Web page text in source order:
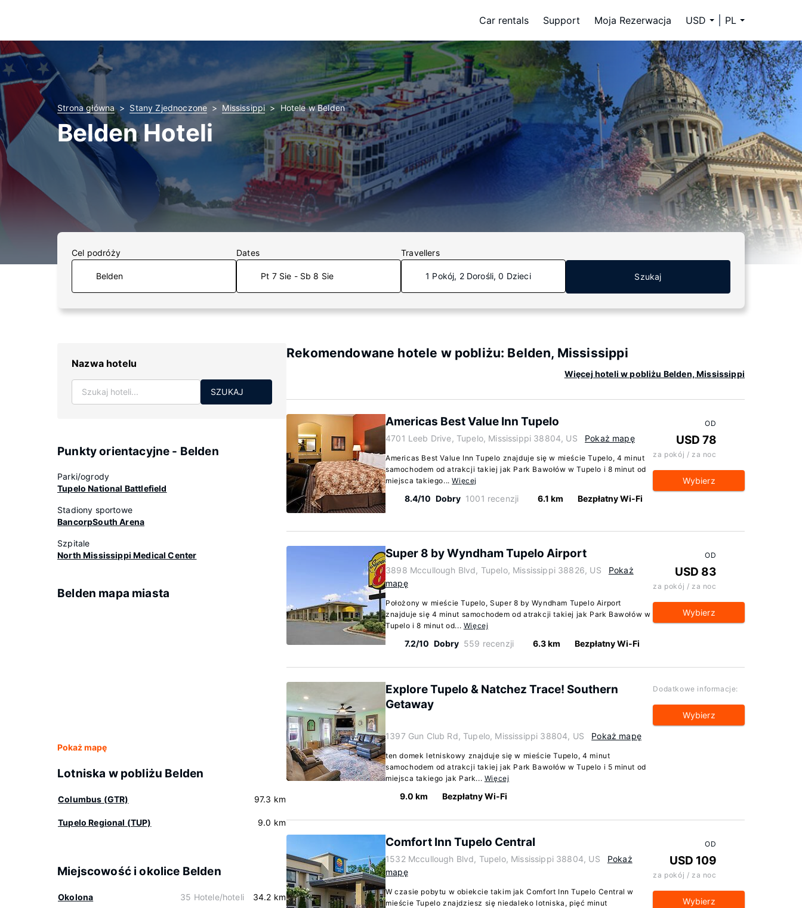
Car rentals Support Moja Rezerwacja USD PL
Strona główna Stany Zjednoczone Mississippi Hotele w Belden
Belden Hoteli
Cel podróży Dates
Pt 7 Sie - Sb 8 Sie
Travellers
1 Pokój, 2 Dorośli, 0 Dzieci Szukaj
Nazwa hotelu
SZUKAJ
Punkty orientacyjne - Belden
Parki/ogrody
Tupelo National Battlefield
Stadiony sportowe
BancorpSouth Arena
Szpitale
North Mississippi Medical Center
Belden mapa miasta
Pokaż mapę
Lotniska w pobliżu Belden
Columbus (GTR) 97.3 km
Tupelo Regional (TUP) 9.0 km
Miejscowość i okolice Belden
Okolona 35 Hotele/hoteli 34.2 km
Rekomendowane hotele w pobliżu: Belden, Mississippi
Więcej hoteli w pobliżu Belden, Mississippi
Americas Best Value Inn Tupelo
4701 Leeb Drive, Tupelo, Mississippi 38804, US Pokaż mapę
Americas Best Value Inn Tupelo znajduje się w mieście Tupelo, 4 minut
samochodem od atrakcji takiej jak Park Bawołów w Tupelo i 8 minut od
miejsca takiego...Więcej
8.4/10 Dobry 1001 recenzji 6.1 km Bezpłatny Wi-Fi
OD
USD 78
za pokój / za noc
Wybierz
Super 8 by Wyndham Tupelo Airport
3898 Mccullough Blvd, Tupelo, Mississippi 38826, US
Pokaż
mapę
Położony w mieście Tupelo, Super 8 by Wyndham Tupelo Airport
znajduje się 4 minut samochodem od atrakcji takiej jak Park Bawołów w
Tupelo i 8 minut od... Więcej
7.2/10 Dobry 559 recenzji 6.3 km Bezpłatny Wi-Fi
OD
USD 83
za pokój / za noc
Wybierz
Explore Tupelo & Natchez Trace! Southern
Getaway
1397 Gun Club Rd, Tupelo, Mississippi 38804, US Pokaż mapę
ten domek letniskowy znajduje się w mieście Tupelo, 4 minut
samochodem od atrakcji takiej jak Park Bawołów w Tupelo i 5 minut od
miejsca takiego jak Park... Więcej
9.0 km Bezpłatny Wi-Fi
Dodatkowe informacje:
Wybierz
Comfort Inn Tupelo Central
1532 Mccullough Blvd, Tupelo, Mississippi 38804, US
Pokaż
mapę
W czasie pobytu w obiekcie takim jak Comfort Inn Tupelo Central w
mieście Tupelo znajdziesz się niedaleko lotniska, pięć minut
OD
USD 109
za pokój / za noc
Wybierz